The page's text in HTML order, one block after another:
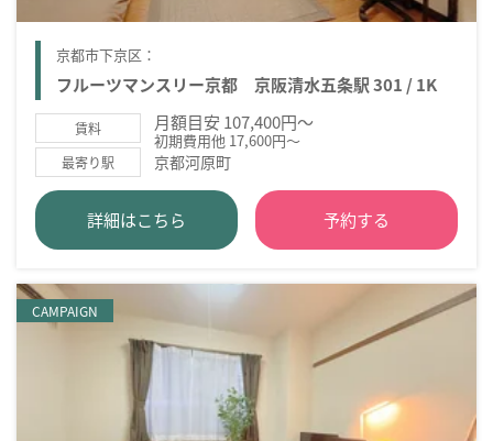
京都市下京区：
フルーツマンスリー京都 京阪清水五条駅 301 / 1K
賃料 月額目安 107,400円～
初期費用他 17,600円～
最寄り駅 京都河原町
詳細はこちら 予約する
CAMPAIGN